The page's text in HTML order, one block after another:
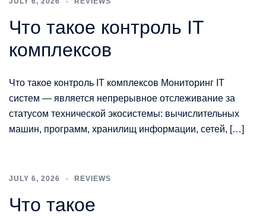
Что такое контроль IT
комплексов
Что такое контроль IT комплексов Мониторинг IT
систем — является непрерывное отслеживание за
статусом технической экосистемы: вычислительных
машин, программ, хранилищ информации, сетей, […]
JULY 6, 2026 REVIEWS
Что такое